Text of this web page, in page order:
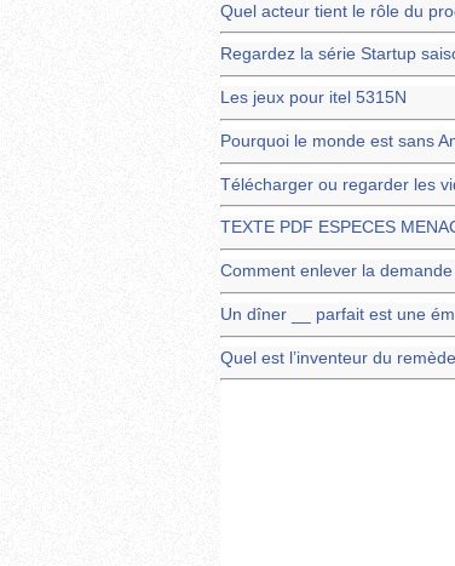
Quel acteur tient le rôle du
Regardez la série Startup
Les jeux pour itel 5315N
Pourquoi le monde est sans
Télécharger ou regarder les
TEXTE PDF ESPECES
Comment enlever la
Un dîner __ parfait est une
Quel est l’inventeur du